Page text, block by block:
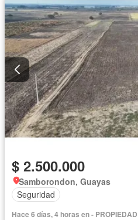
$ 2.500.000
Samborondon, Guayas
Seguridad
Hace 6 días, 4 horas en -